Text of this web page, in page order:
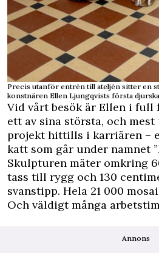
Precis utanför entrén till ateljén sitter en
konstnären Ellen Ljungqvists första
Vid vårt besök är Ellen i full
ett av sina största, och mest
projekt hittills i karriären –
katt som går under namnet
Skulpturen mäter omkring
tass till rygg och 130
svanstipp. Hela 21 000
Och väldigt många
Annons